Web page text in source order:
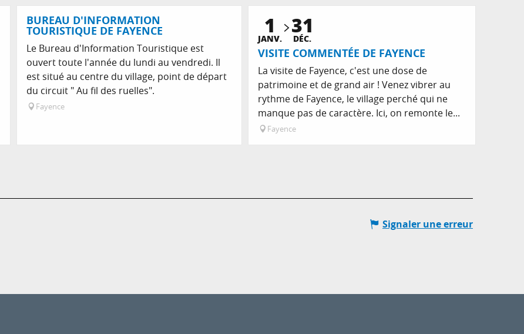
BUREAU D'INFORMATION
TOURISTIQUE DE FAYENCE
Le Bureau d'Information Touristique est
ouvert toute l'année du lundi au vendredi. Il
est situé au centre du village, point de départ
du circuit " Au fil des ruelles".
Fayence
1
JANV. 31
DÉC.
VISITE COMMENTÉE DE FAYENCE
La visite de Fayence, c'est une dose de
patrimoine et de grand air ! Venez vibrer au
rythme de Fayence, le village perché qui ne
manque pas de caractère. Ici, on remonte le...
Fayence
Signaler une erreur